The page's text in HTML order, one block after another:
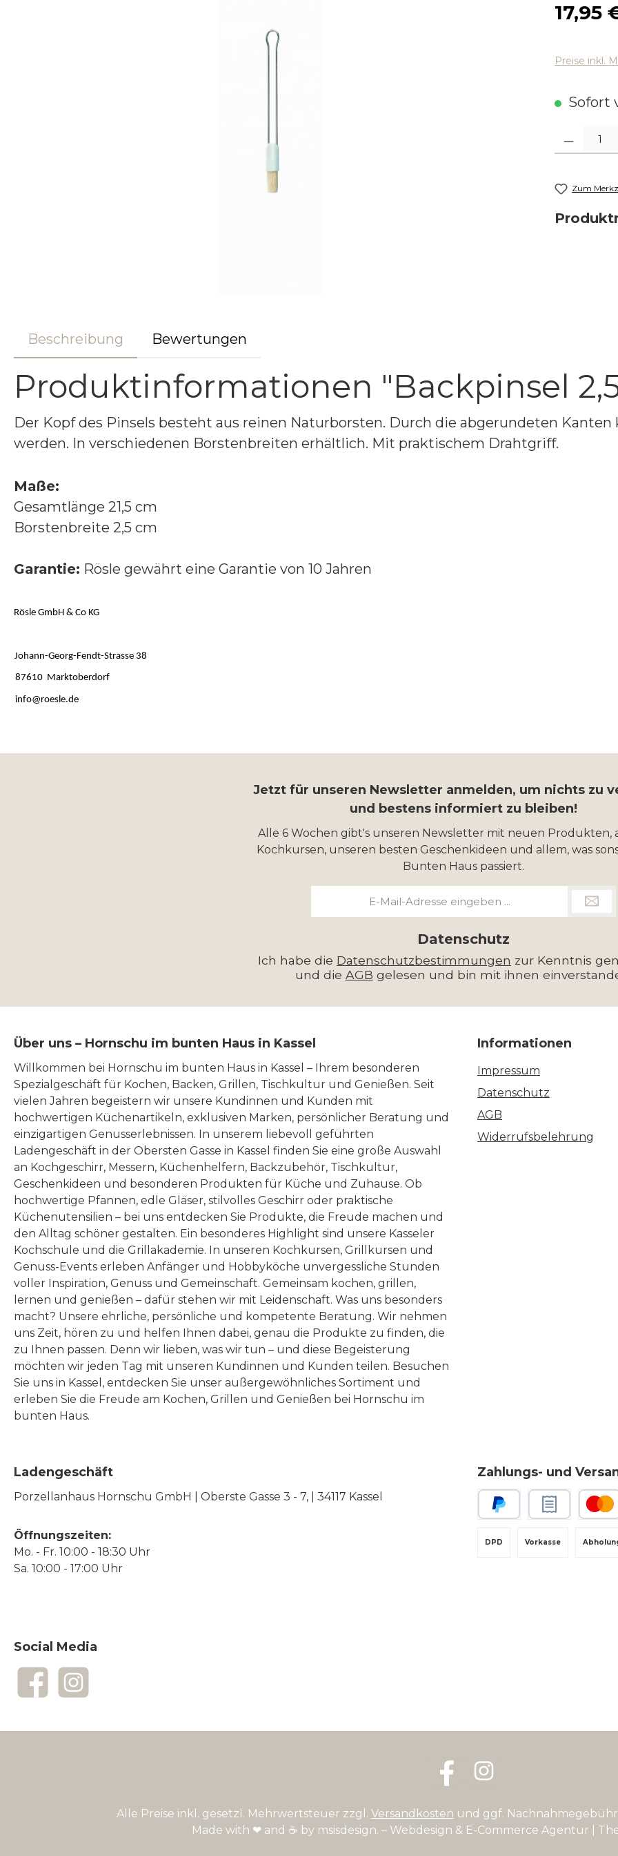
17,95
Preise inkl.
Sofort
Produkt
Zum
Beschreibung Bewertungen
Produktinformationen "Backpinsel
Der Kopf des Pinsels besteht aus reinen Naturborsten. Durch die abgerundeten
werden. In verschiedenen Borstenbreiten erhältlich. Mit praktischem Drahtgriff.
Maße:
Gesamtlänge 21,5 cm
Borstenbreite 2,5 cm
Garantie: Rösle gewährt eine Garantie von 10 Jahren
Rösle GmbH & Co KG
Johann-Georg-Fendt-Strasse 38
87610 Marktoberdorf
info@roesle.de
Jetzt für unseren Newsletter anmelden, um nichts zu
und bestens informiert zu bleiben!
Alle 6 Wochen gibt's unseren Newsletter mit neuen Produkten,
Kochkursen, unseren besten Geschenkideen und allem, was
Bunten Haus passiert.
Datenschutz
Ich habe die Datenschutzbestimmungen zur Kenntnis
und die AGB gelesen und bin mit ihnen
Über uns – Hornschu im bunten Haus in Kassel
Willkommen bei Hornschu im bunten Haus in Kassel – Ihrem besonderen
Spezialgeschäft für Kochen, Backen, Grillen, Tischkultur und Genießen. Seit
vielen Jahren begeistern wir unsere Kundinnen und Kunden mit
hochwertigen Küchenartikeln, exklusiven Marken, persönlicher Beratung und
einzigartigen Genusserlebnissen. In unserem liebevoll geführten
Ladengeschäft in der Obersten Gasse in Kassel finden Sie eine große Auswahl
an Kochgeschirr, Messern, Küchenhelfern, Backzubehör, Tischkultur,
Geschenkideen und besonderen Produkten für Küche und Zuhause. Ob
hochwertige Pfannen, edle Gläser, stilvolles Geschirr oder praktische
Küchenutensilien – bei uns entdecken Sie Produkte, die Freude machen und
den Alltag schöner gestalten. Ein besonderes Highlight sind unsere Kasseler
Kochschule und die Grillakademie. In unseren Kochkursen, Grillkursen und
Genuss-Events erleben Anfänger und Hobbyköche unvergessliche Stunden
voller Inspiration, Genuss und Gemeinschaft. Gemeinsam kochen, grillen,
lernen und genießen – dafür stehen wir mit Leidenschaft. Was uns besonders
macht? Unsere ehrliche, persönliche und kompetente Beratung. Wir nehmen
uns Zeit, hören zu und helfen Ihnen dabei, genau die Produkte zu finden, die
zu Ihnen passen. Denn wir lieben, was wir tun – und diese Begeisterung
möchten wir jeden Tag mit unseren Kundinnen und Kunden teilen. Besuchen
Sie uns in Kassel, entdecken Sie unser außergewöhnliches Sortiment und
erleben Sie die Freude am Kochen, Grillen und Genießen bei Hornschu im
bunten Haus.
Informationen
Impressum
Datenschutz
AGB
Widerrufsbelehrung
Ladengeschäft
Porzellanhaus Hornschu GmbH | Oberste Gasse 3 - 7, | 34117 Kassel
Öffnungszeiten:
Mo. - Fr. 10:00 - 18:30 Uhr
Sa. 10:00 - 17:00 Uhr
Zahlungs- und
Vorkasse
DPD
Social Media
FacebookInstagram
FacebookInstagram
Alle Preise inkl. gesetzl. Mehrwertsteuer zzgl. Versandkosten und ggf.
Made with ❤ and ☕ by msisdesign. – Webdesign & E-Commerce Agentur |